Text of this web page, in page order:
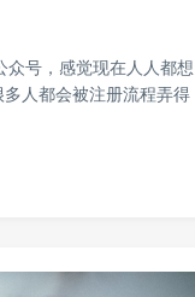
众号，感觉现在人人都想
人都会被注册流程弄得